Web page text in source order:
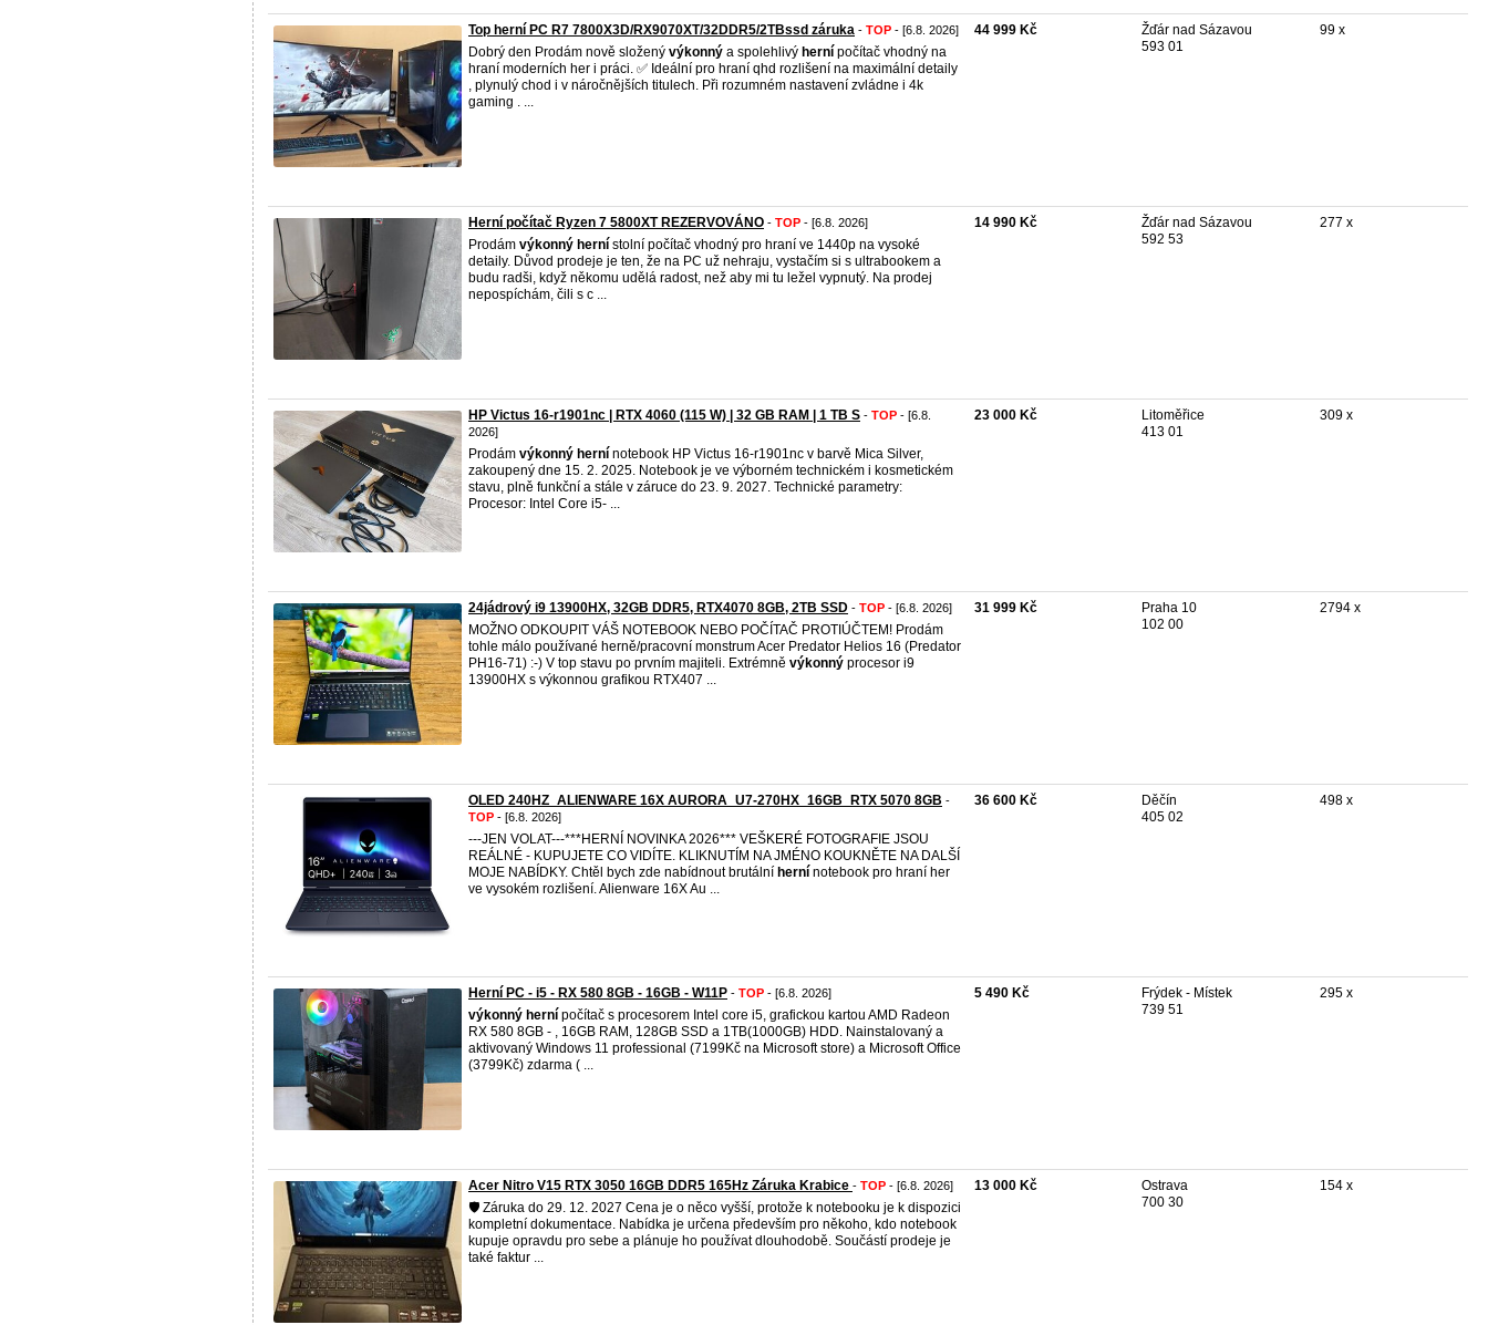
Top herní PC R7 7800X3D/RX9070XT/32DDR5/2TBssd záruka - TOP - [6.8. 2026]
Dobrý den Prodám nově složený výkonný a spolehlivý herní počítač vhodný na
hraní moderních her i práci. ✅ Ideální pro hraní qhd rozlišení na maximální detaily
, plynulý chod i v náročnějších titulech. Při rozumném nastavení zvládne i 4k
gaming . ...
44 999 Kč
Žďár nad Sázavou
593 01
99 x
Herní počítač Ryzen 7 5800XT REZERVOVÁNO - TOP - [6.8. 2026]
Prodám výkonný herní stolní počítač vhodný pro hraní ve 1440p na vysoké
detaily. Důvod prodeje je ten, že na PC už nehraju, vystačím si s ultrabookem a
budu radši, když někomu udělá radost, než aby mi tu ležel vypnutý. Na prodej
nepospíchám, čili s c ...
14 990 Kč
Žďár nad Sázavou
592 53
277 x
HP Victus 16-r1901nc | RTX 4060 (115 W) | 32 GB RAM | 1 TB S - TOP - [6.8.
2026]
Prodám výkonný herní notebook HP Victus 16-r1901nc v barvě Mica Silver,
zakoupený dne 15. 2. 2025. Notebook je ve výborném technickém i kosmetickém
stavu, plně funkční a stále v záruce do 23. 9. 2027. Technické parametry:
Procesor: Intel Core i5- ...
23 000 Kč
Litoměřice
413 01
309 x
24jádrový i9 13900HX, 32GB DDR5, RTX4070 8GB, 2TB SSD - TOP - [6.8. 2026]
MOŽNO ODKOUPIT VÁŠ NOTEBOOK NEBO POČÍTAČ PROTIÚČTEM! Prodám
tohle málo používané herně/pracovní monstrum Acer Predator Helios 16 (Predator
PH16-71) :-) V top stavu po prvním majiteli. Extrémně výkonný procesor i9
13900HX s výkonnou grafikou RTX407 ...
31 999 Kč
Praha 10
102 00
2794 x
OLED 240HZ_ALIENWARE 16X AURORA_U7-270HX_16GB_RTX 5070 8GB -
TOP - [6.8. 2026]
---JEN VOLAT---***HERNÍ NOVINKA 2026*** VEŠKERÉ FOTOGRAFIE JSOU
REÁLNÉ - KUPUJETE CO VIDÍTE. KLIKNUTÍM NA JMÉNO KOUKNĚTE NA DALŠÍ
MOJE NABÍDKY. Chtěl bych zde nabídnout brutální herní notebook pro hraní her
ve vysokém rozlišení. Alienware 16X Au ...
36 600 Kč
Děčín
405 02
498 x
Herní PC - i5 - RX 580 8GB - 16GB - W11P - TOP - [6.8. 2026]
výkonný herní počítač s procesorem Intel core i5, grafickou kartou AMD Radeon
RX 580 8GB - , 16GB RAM, 128GB SSD a 1TB(1000GB) HDD. Nainstalovaný a
aktivovaný Windows 11 professional (7199Kč na Microsoft store) a Microsoft Office
(3799Kč) zdarma ( ...
5 490 Kč
Frýdek - Místek
739 51
295 x
Acer Nitro V15 RTX 3050 16GB DDR5 165Hz Záruka Krabice - TOP - [6.8. 2026]
🛡️ Záruka do 29. 12. 2027 Cena je o něco vyšší, protože k notebooku je k dispozici
kompletní dokumentace. Nabídka je určena především pro někoho, kdo notebook
kupuje opravdu pro sebe a plánuje ho používat dlouhodobě. Součástí prodeje je
také faktur ...
13 000 Kč
Ostrava
700 30
154 x